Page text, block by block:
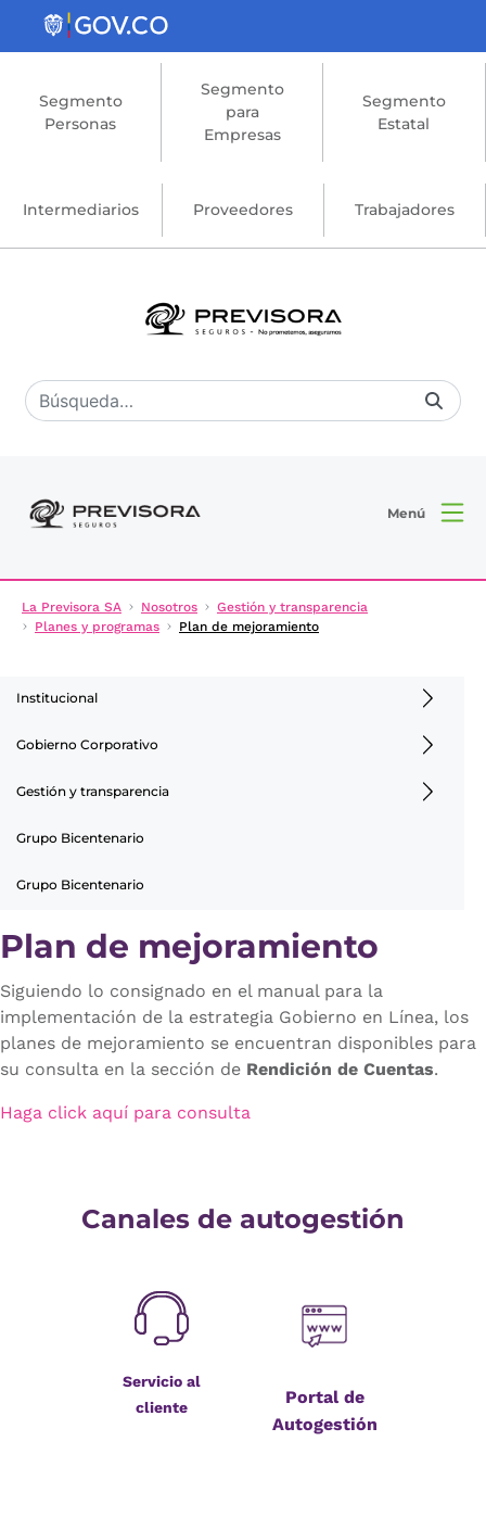
Saltar al contenido principal
Segmento
Personas
Segmento
para
Empresas
Segmento
Estatal
Intermediarios Proveedores Trabajadores
Menú
La Previsora SA Nosotros
Gestión y transparencia
Planes y programas
Plan de mejoramiento
Institucional
Gobierno Corporativo
Gestión y transparencia
Grupo Bicentenario
Grupo Bicentenario
Plan de mejoramiento
Siguiendo lo consignado en el manual para la
implementación de la estrategia Gobierno en Línea, los
planes de mejoramiento se encuentran disponibles para
su consulta en la sección de Rendición de Cuentas.
Haga click aquí para consulta
Canales de autogestión
Servicio al
cliente
Portal de
Autogestión